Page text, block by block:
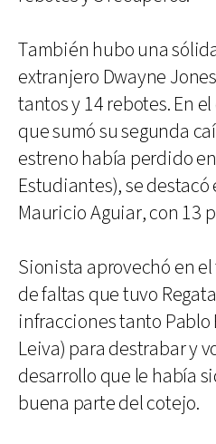
También hubo una
extranjero Dwayne
tantos y 14 rebotes. En
que sumó su segunda
estreno había perdido
Estudiantes), se
Mauricio Aguiar, con 13
Sionista aprovechó en
de faltas que tuvo
infracciones tanto Pablo
Leiva) para destrabar y
desarrollo que le había
buena parte del cotejo.